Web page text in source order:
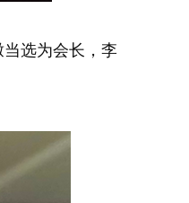
选为会长，李